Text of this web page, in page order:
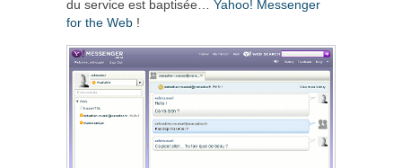
du service est baptisée… Yahoo! Messenger
for the Web !